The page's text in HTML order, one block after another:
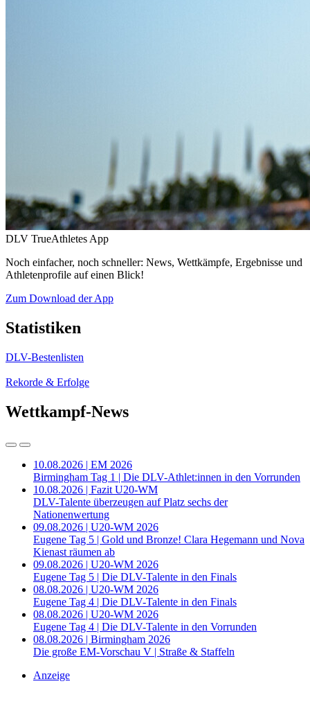
DLV TrueAthletes App
Noch einfacher, noch schneller: News, Wettkämpfe, Ergebnisse und
Athletenprofile auf einen Blick!
Zum Download der App
Statistiken
DLV-Bestenlisten
Rekorde & Erfolge
Wettkampf-News
10.08.2026 | EM 2026
Birmingham Tag 1 | Die DLV-Athlet:innen in den Vorrunden
10.08.2026 | Fazit U20-WM
DLV-Talente überzeugen auf Platz sechs der
Nationenwertung
09.08.2026 | U20-WM 2026
Eugene Tag 5 | Gold und Bronze! Clara Hegemann und Nova
Kienast räumen ab
09.08.2026 | U20-WM 2026
Eugene Tag 5 | Die DLV-Talente in den Finals
08.08.2026 | U20-WM 2026
Eugene Tag 4 | Die DLV-Talente in den Finals
08.08.2026 | U20-WM 2026
Eugene Tag 4 | Die DLV-Talente in den Vorrunden
08.08.2026 | Birmingham 2026
Die große EM-Vorschau V | Straße & Staffeln
Anzeige